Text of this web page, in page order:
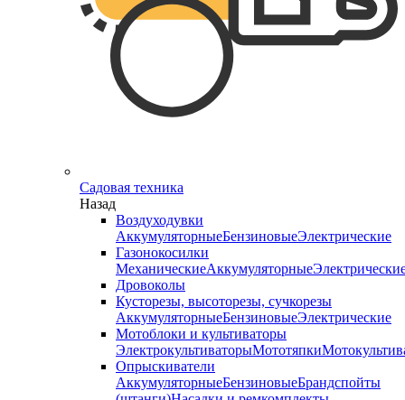
Садовая техника
Назад
Воздуходувки
АккумуляторныеБензиновыеЭлектрические
Газонокосилки
МеханическиеАккумуляторные
Дровоколы
Кусторезы, высоторезы, сучкорезы
АккумуляторныеБензиновыеЭлектрические
Мотоблоки и культиваторы
ЭлектрокультиваторыМототяпки
Опрыскиватели
АккумуляторныеБензиновыеБрандспойты